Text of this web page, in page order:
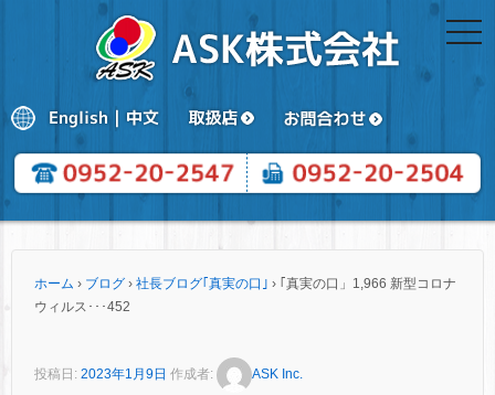
ホーム › ブログ › 社長ブログ｢真実の口｣ › ｢真実の口」1,966 新型コロナ
ウィルス･･･452
投稿日: 2023年1月9日 作成者: ASK Inc.